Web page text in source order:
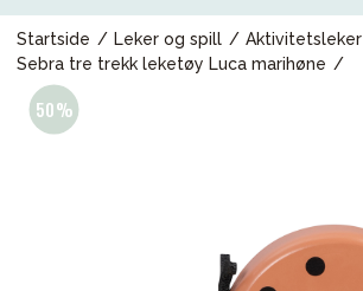
Startside Leker og spill
Aktivitetsleker
Sebra tre trekk leketøy Luca marihøne
Bilstol
Møbler & seng